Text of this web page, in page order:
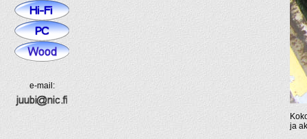
e-mail:
ja